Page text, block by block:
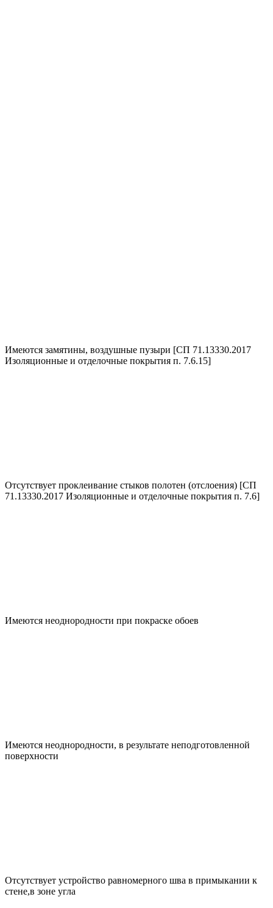
Имеются замятины, воздушные пузыри [СП 71.13330.2017
Изоляционные и отделочные покрытия п. 7.6.15]
Отсутствует проклеивание стыков полотен (отслоения) [СП
71.13330.2017 Изоляционные и отделочные покрытия п. 7.6]
Имеются неоднородности при покраске обоев
Имеются неоднородности, в результате неподготовленной
поверхности
Отсутствует устройство равномерного шва в примыкании к
стене,в зоне угла